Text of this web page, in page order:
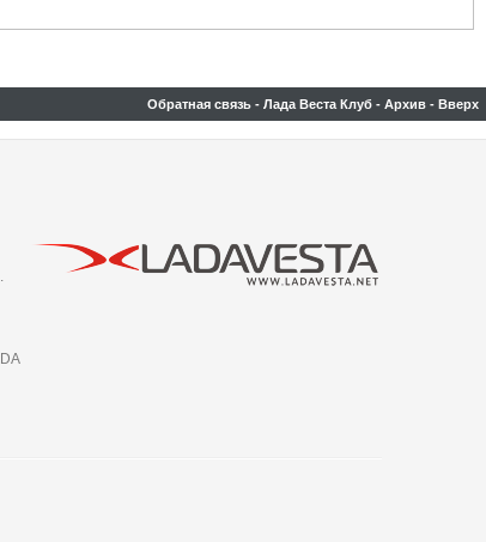
Обратная связь - Лада Веста Клуб - Архив - Вверх